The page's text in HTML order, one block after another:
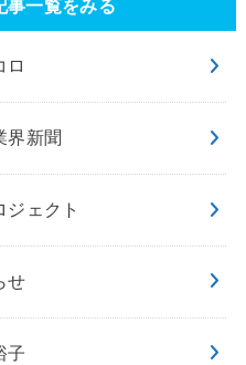
事一覧をみる
ロ
界新聞
ジェクト
せ
子